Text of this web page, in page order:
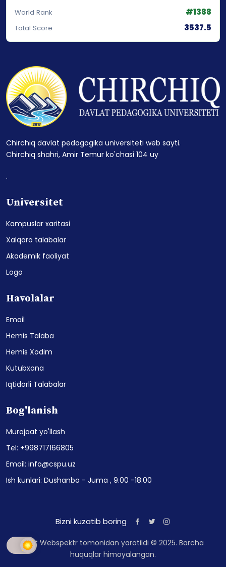
World Rank #1388
Total Score 3537.5
Chirchiq davlat pedagogika universiteti web sayti.
Chirchiq shahri, Amir Temur ko'chasi 104 uy
.
Universitet
Kampuslar xaritasi
Xalqaro talabalar
Akademik faoliyat
Logo
Havolalar
Email
Hemis Talaba
Hemis Xodim
Kutubxona
Iqtidorli Talabalar
Bog'lanish
Murojaat yo'llash
Tel: +998717166805
Email: info@cspu.uz
Ish kunlari: Dushanba - Juma , 9.00 -18:00
Bizni kuzatib boring
Sayt Webspektr tomonidan yaratildi © 2025. Barcha
huquqlar himoyalangan.